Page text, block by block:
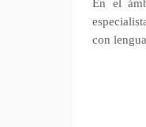
En el
con